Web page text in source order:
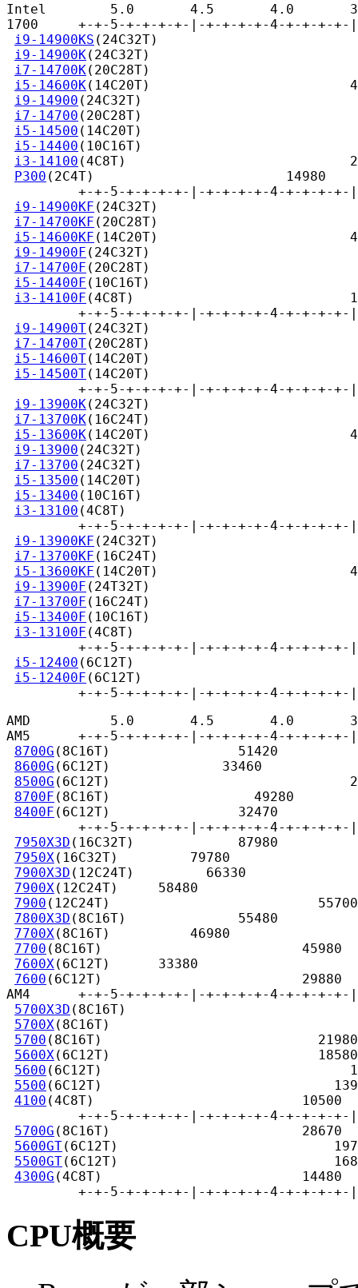
Intel        5.0       4.5       4.0
1700     +-+-5-+-+-+-+-|-+-+-+-+-4-+-+-+-+-|-
i9-14900KS (24C32T)
i9-14900K(24C32T)
i7-14700K(20C28T)
i5-14600K(14C20T)
i9-14900 (24C32T)
i7-14700 (20C28T)
i5-14500 (14C20T)
i5-14400 (10C16T)
i3-14100 (4C8T)
P300 (2C4T)                        14980
+-+-5-+-+-+-+-|-+-+-+-+-4-+-+-+-
i9-14900KF (24C32T)
i7-14700KF (20C28T)
i5-14600KF (14C20T)
i9-14900F (24C32T)
i7-14700F (20C28T)
i5-14400F (10C16T)
i3-14100F (4C8T)
+-+-5-+-+-+-+-|-+-+-+-+-4-+-+-+-
i9-14900T(24C32T)
i7-14700T(20C28T)
i5-14600T(14C20T)
i5-14500T(14C20T)
+-+-5-+-+-+-+-|-+-+-+-+-4-+-+-+-
i9-13900K
i7-13700K(16C24T)
i5-13600K(14C20T)
i9-13900 (24C32T)
i7-13700 (24C32T)
i5-13500 (14C20T)
i5-13400 (10C16T)
i3-13100
+-+-5-+-+-+-+-|-+-+-+-+-4-+-+-+-
i9-13900KF (24C32T)
i7-13700KF (16C24T)
i5-13600KF (14C20T)
i9-13900F (24T32T)
i7-13700F (16C24T)
i5-13400F (10C16T)
i3-13100F (4C8T)
+-+-5-+-+-+-+-|-+-+-+-+-4-+-+-+-
i5-12400 (6C12T)
i5-12400F (6C12T)
+-+-5-+-+-+-+-|-+-+-+-+-4-+-+-+-
AMD          5.0       4.5       4.0
AM5      +-+-5-+-+-+-+-|-+-+-+-+-4-+-+-+-+-|-
8700G (8C16T)                51420
8600G (6C12T)              33460
8500G (6C12T)
8700F (8C16T)                  49280
8400F (6C12T)                32470
+-+-5-+-+-+-+-|-+-+-+-+-4-+-+-+-
7950X3D (16C32T)             87980
7950X (16C32T)         79780
7900X3D (12C24T)         66330
7900X (12C24T)     58480
7900 (12C24T)                          55700
7800X3D (8C16T)              55480
7700X (8C16T)          46980
7700 (8C16T)                         45980
7600X (6C12T)      33380
7600 (6C12T)                         29880
AM4      +-+-5-+-+-+-+-|-+-+-+-+-4-+-+-+-+-|-
5700X3D (8C16T)
5700X (8C16T)
5700 (8C16T)                           21980
5600X (6C12T)                          18580
5600 (6C12T)
5500 (6C12T)
4100 (4C8T)                          10500
+-+-5-+-+-+-+-|-+-+-+-+-4-+-+-+-
5700G (8C16T)                        28670
5600GT(6C12T)
5500GT(6C12T)
4300G (4C8T)                         14480
+-+-5-+-+-+-+-|-+-+-+-+-4-+-+-+-
CPU概要